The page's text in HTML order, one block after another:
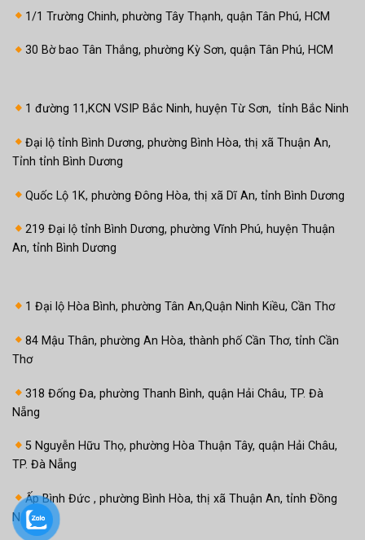
1/1 Trường Chinh, phường Tây Thạnh, quận Tân Phú, HCM
30 Bờ bao Tân Thắng, phường Kỳ Sơn, quận Tân Phú, HCM
1 đường 11,KCN VSIP Bắc Ninh, huyện Từ Sơn, tỉnh Bắc Ninh
Đại lộ tỉnh Bình Dương, phường Bình Hòa, thị xã Thuận An,
Tỉnh tỉnh Bình Dương
Quốc Lộ 1K, phường Đông Hòa, thị xã Dĩ An, tỉnh Bình Dương
219 Đại lộ tỉnh Bình Dương, phường Vĩnh Phú, huyện Thuận
An, tỉnh Bình Dương
1 Đại lộ Hòa Bình, phường Tân An,Quận Ninh Kiều, Cần Thơ
84 Mậu Thân, phường An Hòa, thành phố Cần Thơ, tỉnh Cần
Thơ
318 Đống Đa, phường Thanh Bình, quận Hải Châu, TP. Đà
Nẵng
5 Nguyễn Hữu Thọ, phường Hòa Thuận Tây, quận Hải Châu,
TP. Đà Nẵng
Ấp Bình Đức , phường Bình Hòa, thị xã Thuận An, tỉnh Đồng
Nai